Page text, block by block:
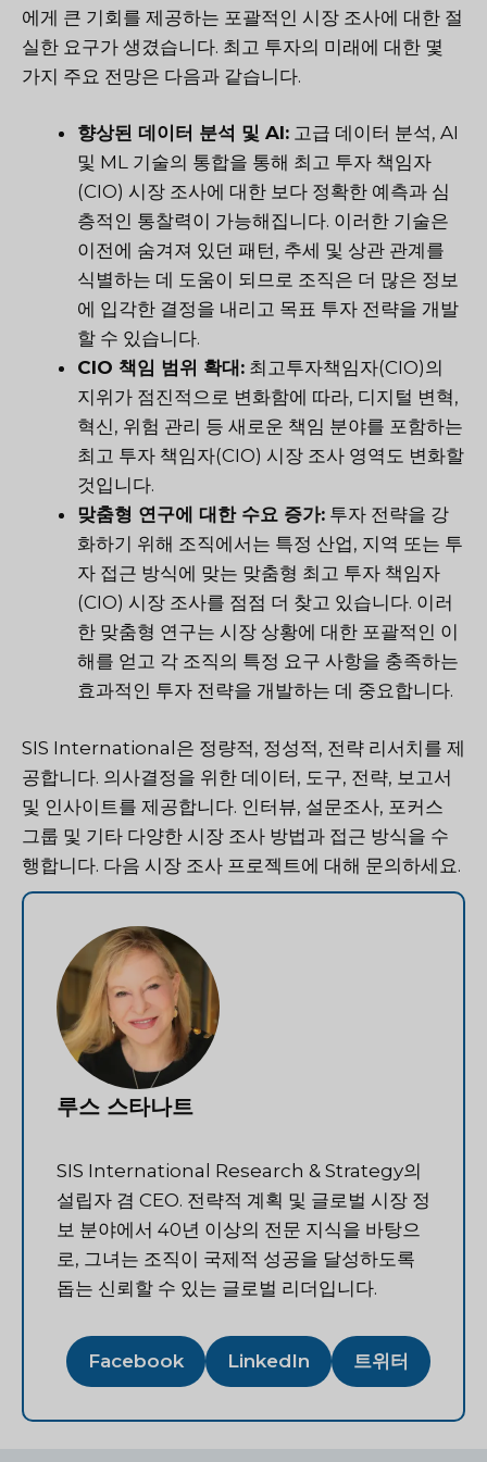
에게 큰 기회를 제공하는 포괄적인 시장 조사에 대한 절
실한 요구가 생겼습니다. 최고 투자의 미래에 대한 몇
가지 주요 전망은 다음과 같습니다.
향상된 데이터 분석 및 AI: 고급 데이터 분석, AI
및 ML 기술의 통합을 통해 최고 투자 책임자
(CIO) 시장 조사에 대한 보다 정확한 예측과 심
층적인 통찰력이 가능해집니다. 이러한 기술은
이전에 숨겨져 있던 패턴, 추세 및 상관 관계를
식별하는 데 도움이 되므로 조직은 더 많은 정보
에 입각한 결정을 내리고 목표 투자 전략을 개발
할 수 있습니다.
CIO 책임 범위 확대: 최고투자책임자(CIO)의
지위가 점진적으로 변화함에 따라, 디지털 변혁,
혁신, 위험 관리 등 새로운 책임 분야를 포함하는
최고 투자 책임자(CIO) 시장 조사 영역도 변화할
것입니다.
맞춤형 연구에 대한 수요 증가: 투자 전략을 강
화하기 위해 조직에서는 특정 산업, 지역 또는 투
자 접근 방식에 맞는 맞춤형 최고 투자 책임자
(CIO) 시장 조사를 점점 더 찾고 있습니다. 이러
한 맞춤형 연구는 시장 상황에 대한 포괄적인 이
해를 얻고 각 조직의 특정 요구 사항을 충족하는
효과적인 투자 전략을 개발하는 데 중요합니다.
SIS International은 정량적, 정성적, 전략 리서치를 제
공합니다. 의사결정을 위한 데이터, 도구, 전략, 보고서
및 인사이트를 제공합니다. 인터뷰, 설문조사, 포커스
그룹 및 기타 다양한 시장 조사 방법과 접근 방식을 수
행합니다. 다음 시장 조사 프로젝트에 대해 문의하세요.
루스 스타나트
SIS International Research & Strategy의
설립자 겸 CEO. 전략적 계획 및 글로벌 시장 정
보 분야에서 40년 이상의 전문 지식을 바탕으
로, 그녀는 조직이 국제적 성공을 달성하도록
돕는 신뢰할 수 있는 글로벌 리더입니다.
Facebook LinkedIn 트위터